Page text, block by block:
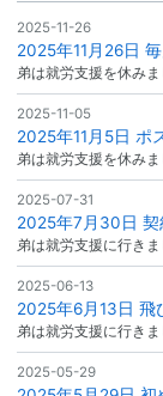
2025-11-26
2025年11月26日
弟は就労支援を休み
2025-11-05
2025年11月5日 ポ
弟は就労支援を休み
2025-07-31
2025年7月30日 契
弟は就労支援に行き
2025-06-13
2025年6月13日 飛
弟は就労支援に行き
2025-05-29